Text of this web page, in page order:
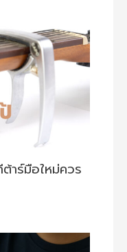
าร์มือใหม่ควร